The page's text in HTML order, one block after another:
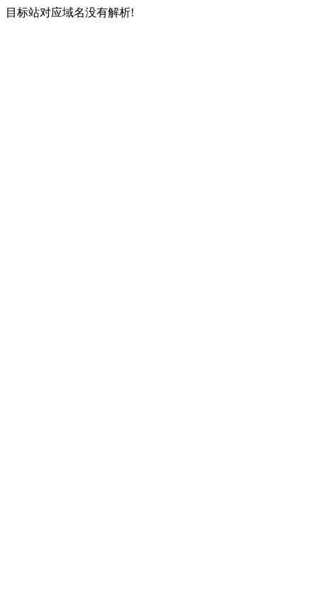
目标站对应域名没有解析!